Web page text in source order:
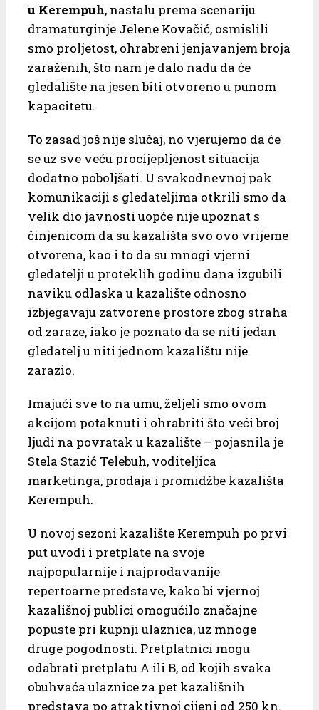
u Kerempuh, nastalu prema scenariju
dramaturginje Jelene Kovačić, osmislili
smo proljetost, ohrabreni jenjavanjem broja
zaraženih, što nam je dalo nadu da će
gledalište na jesen biti otvoreno u punom
kapacitetu.
To zasad još nije slučaj, no vjerujemo da će
se uz sve veću procijepljenost situacija
dodatno poboljšati. U svakodnevnoj pak
komunikaciji s gledateljima otkrili smo da
velik dio javnosti uopće nije upoznat s
činjenicom da su kazališta svo ovo vrijeme
otvorena, kao i to da su mnogi vjerni
gledatelji u proteklih godinu dana izgubili
naviku odlaska u kazalište odnosno
izbjegavaju zatvorene prostore zbog straha
od zaraze, iako je poznato da se niti jedan
gledatelj u niti jednom kazalištu nije
zarazio.
Imajući sve to na umu, željeli smo ovom
akcijom potaknuti i ohrabriti što veći broj
ljudi na povratak u kazalište – pojasnila je
Stela Stazić Telebuh, voditeljica
marketinga, prodaja i promidžbe kazališta
Kerempuh.
U novoj sezoni kazalište Kerempuh po prvi
put uvodi i pretplate na svoje
najpopularnije i najprodavanije
repertoarne predstave, kako bi vjernoj
kazališnoj publici omogućilo značajne
popuste pri kupnji ulaznica, uz mnoge
druge pogodnosti. Pretplatnici mogu
odabrati pretplatu A ili B, od kojih svaka
obuhvaća ulaznice za pet kazališnih
predstava po atraktivnoj cijeni od 250 kn.